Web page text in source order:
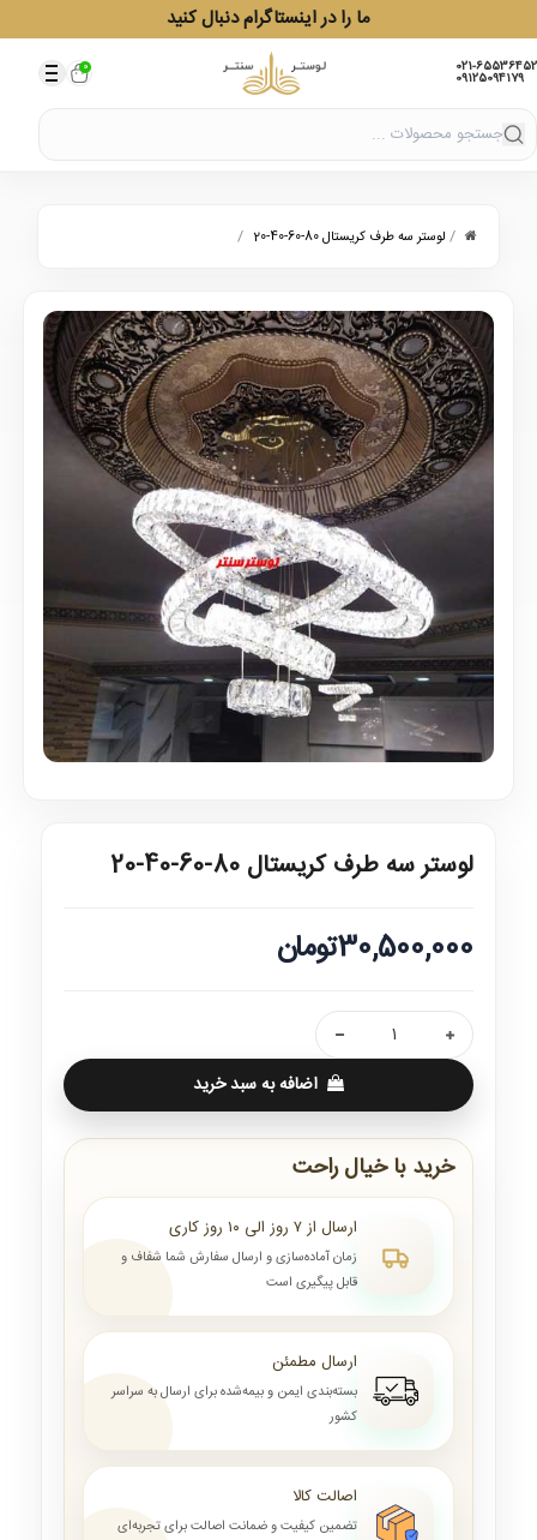
ما را در اینستاگرام دنبال کنید
021-65536452
09125094179
0
/ لوستر سه طرف کریستال 80-60-40-20 /
لوستر سه طرف کریستال 80-60-40-20
30,500,000تومان
اضافه به سبد خرید
خرید با خیال راحت
ارسال از ۷ روز الی ۱۰ روز کاری
زمان آماده‌سازی و ارسال سفارش شما شفاف و
قابل پیگیری است
ارسال مطمئن
بسته‌بندی ایمن و بیمه‌شده برای ارسال به سراسر
کشور
اصالت کالا
تضمین کیفیت و ضمانت اصالت برای تجربه‌ای